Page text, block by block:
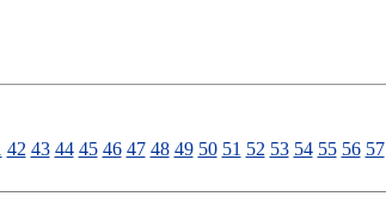
42 43 44 45 46 47 48 49 50 51 52 53 54 55 56 57